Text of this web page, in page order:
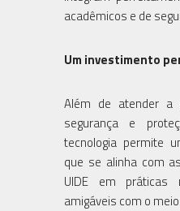
acadêmicos e de
Um investimento
Além de atender a
segurança e
tecnologia permite
que se alinha com
UIDE em práticas
amigáveis com o